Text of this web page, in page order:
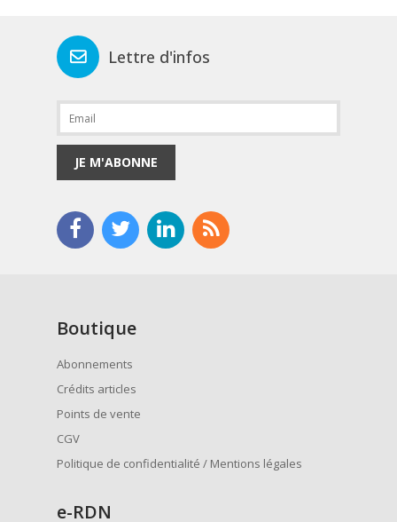
Lettre d'infos
JE M'ABONNE
Boutique
Abonnements
Crédits articles
Points de vente
CGV
Politique de confidentialité / Mentions légales
e-RDN